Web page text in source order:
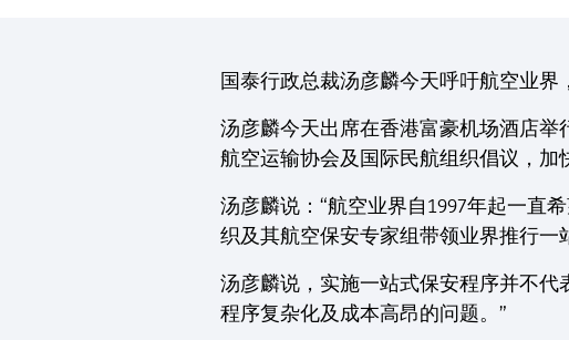
国泰行政总裁汤彦麟今天呼吁航空业
汤彦麟今天出席在香港富豪机场酒店
航空运输协会及国际民航组织倡议，加
汤彦麟说：“航空业界自1997年起一直
织及其航空保安专家组带领业界推行一
汤彦麟说，实施一站式保安程序并不
程序复杂化及成本高昂的问题。”